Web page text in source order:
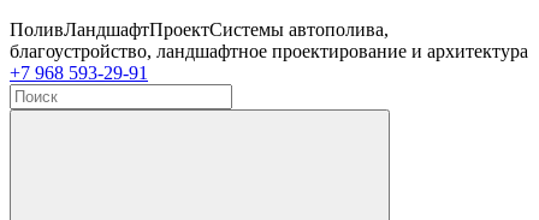
ПоливЛандшафтПроектСистемы автополива,
благоустройство, ландшафтное проектирование и архитектура
+7 968 593-29-91